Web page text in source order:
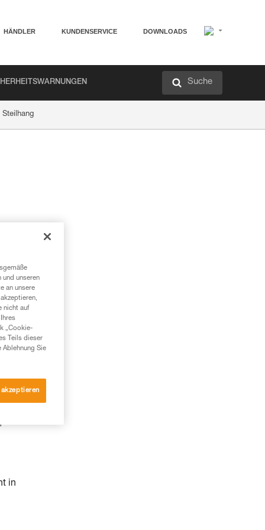
HÄNDLER KUNDENSERVICE DOWNLOADS
Suche
in
und unseren
an unsere
nicht auf
„Cookie-
Teils dieser
Ablehnung Sie